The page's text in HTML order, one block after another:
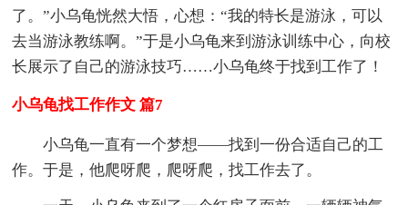
了。”小乌龟恍然大悟，心想：“我的特长是游泳，可以
去当游泳教练啊。”于是小乌龟来到游泳训练中心，向校
长展示了自己的游泳技巧……小乌龟终于找到工作了！
小乌龟找工作作文 篇7
小乌龟一直有一个梦想——找到一份合适自己的工
作。于是，他爬呀爬，爬呀爬，找工作去了。